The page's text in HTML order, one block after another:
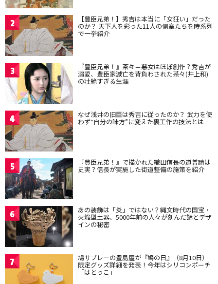
2 【豊臣兄弟！】秀吉は本当に「女狂い」だった
のか？ 天下人を彩った11人の側室たちを時系列
で一挙紹介
3 『豊臣兄弟！』茶々＝悪女はほぼ創作？秀吉が
溺愛、豊臣家滅亡を背負わされた茶々(井上和)
の壮絶すぎる生涯
4 なぜ浅井の旧臣は秀吉に従ったのか？ 武力を使
わず“自分の味方”に変えた裏工作の技法とは
5 『豊臣兄弟！』で描かれた織田信長の道普請は
史実？信長が実施した街道整備の施策を紹介
6 あの装飾は「炎」ではない？縄文時代の国宝・
火焔型土器、5000年前の人々が刻んだ謎とデザ
インの秘密
7 鳩サブレーの豊島屋が『鳩の日』（8月10日）
限定グッズ詳細を発表！今年はシリコンポーチ
「はとっこ」